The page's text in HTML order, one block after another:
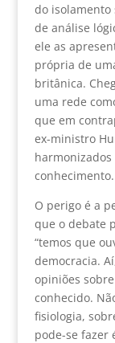
do isolamento
de análise
ele as
própria de
britânica.
uma rede
que em
ex-ministro
conhecimento.
O perigo é a
que o debate
“temos que
democracia.
opiniões
conhecido.
fisiologia,
pode-se fazer